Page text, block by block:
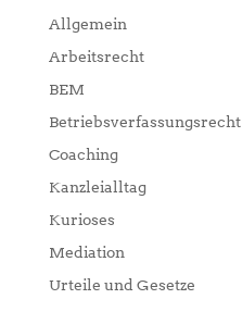
Allgemein
Arbeitsrecht
BEM
Betriebsverfassungsrecht
Coaching
Kanzleialltag
Kurioses
Mediation
Urteile und Gesetze